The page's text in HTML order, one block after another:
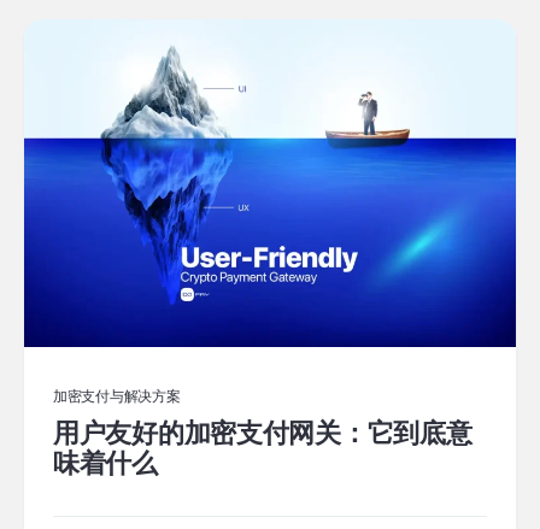
加密支付与解决方案
用户友好的加密支付网关：它到底意
味着什么